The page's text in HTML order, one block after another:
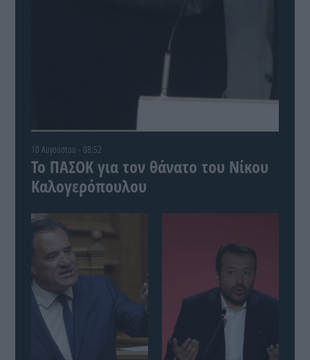
10 Αυγούστου - 08:52
Το ΠΑΣΟΚ για τον θάνατο του Νίκου
Καλογερόπουλου